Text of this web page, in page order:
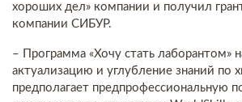
хороших дел» компании и получил
компании СИБУР.
– Программа «Хочу стать лаборантом»
актуализацию и углубление знаний по
предполагает предпрофессиональную